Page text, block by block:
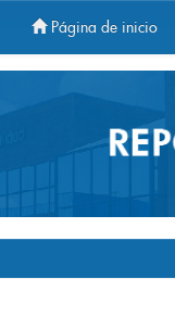
Página de inicio